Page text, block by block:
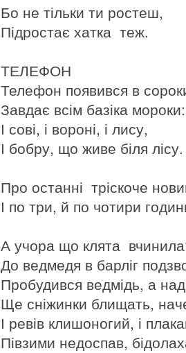
Бо не тільки ти ростеш,
Підростає хатка теж.
ТЕЛЕФОН
Телефон появився в
Завдає всім базіка мороки:
І сові, і вороні, і лису,
І бобру, що живе біля
Про останні тріскоче
І по три, й по чотири
А учора що клята
До ведмедя в барліг
Пробудився ведмідь, а
Ще сніжинки блищать,
І ревів клишоногий, і
Півзими недоспав,